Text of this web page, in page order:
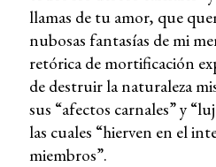
llamas de tu amor, que
nubosas fantasías de mi
retórica de mortificación
de destruir la naturaleza
sus “afectos carnales” y
las cuales “hierven en el
miembros”.